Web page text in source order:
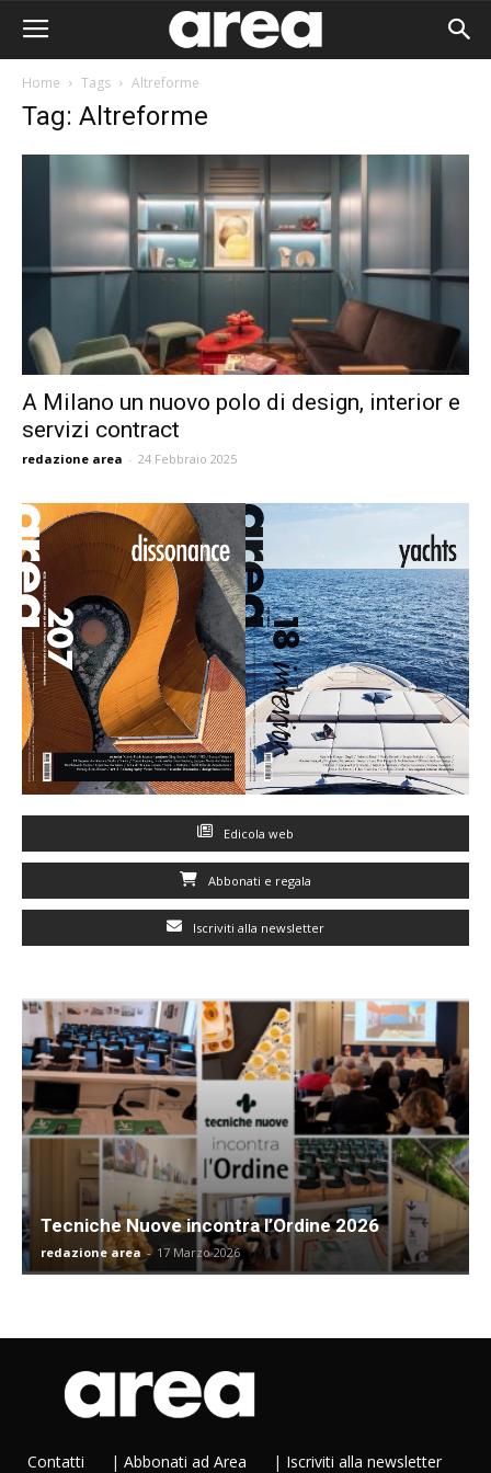
Home Tags Altreforme
Tag: Altreforme
A Milano un nuovo polo di design, interior e
servizi contract
redazione area - 24 Febbraio 2025
Edicola web
Abbonati e regala
Iscriviti alla newsletter
Tecniche Nuove incontra l’Ordine 2026
redazione area - 17 Marzo 2026
Contatti | Abbonati ad Area | Iscriviti alla newsletter